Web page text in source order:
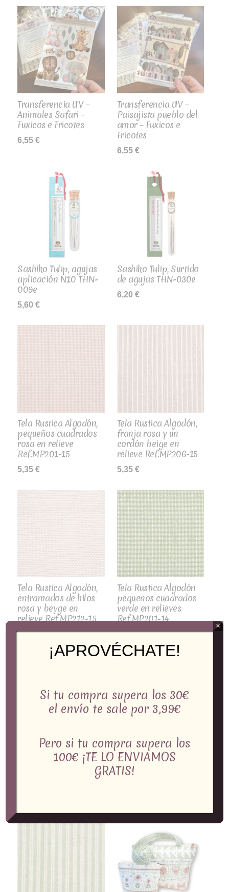
Transferencia UV –
Animales Safari –
Fuxicos e Fricotes
6,55 €
Transferencia UV –
Paisajista pueblo del
amor – Fuxicos e
Fricotes
6,55 €
Sashiko Tulip, agujas
aplicación N10 THN-
009e
5,60 €
Sashiko Tulip, Surtido
de agujas THN-030e
6,20 €
Tela Rustica Algodón,
pequeños cuadrados
rosa en relieve
Ref.MP201-15
5,35 €
Tela Rustica Algodón,
franja rosa y un
cordón beige en
relieve Ref.MP206-15
5,35 €
Tela Rustica Algodón,
entramados de hilos
rosa y beyge en
relieve Ref.MP212-15
5,35€
Tela Rustica Algodón
pequeños cuadrados
verde en relieves
Ref.MP201-14
5,35€
Tela Rustica Algodón
franja gruesa beige y
fina verde Ref.MP204-
Tela Rustica Algodón,
franja verde y un
cordón beige en
¡APROVÉCHATE!
Si tu compra supera los 30€
el envío te sale por 3,99€
Pero si tu compra supera los
100€ ¡TE LO ENVIAMOS
GRATIS!
×